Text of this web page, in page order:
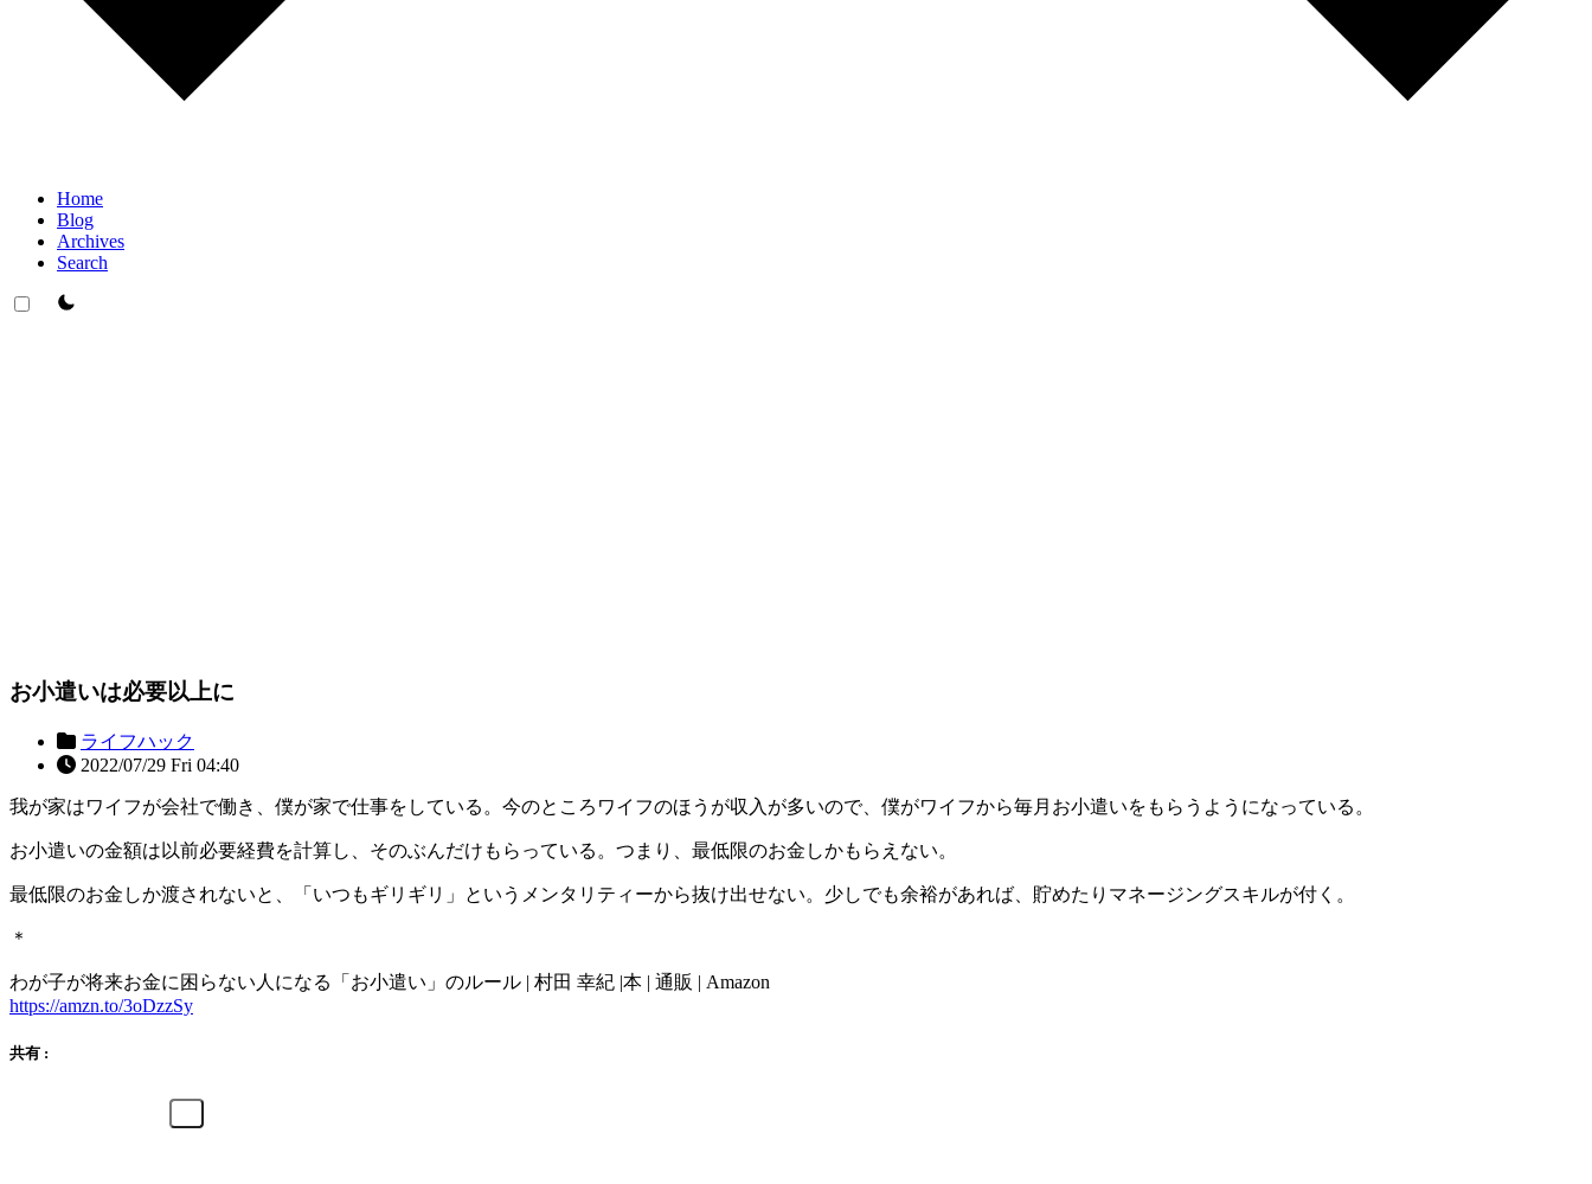
Home
Blog
Archives
Search
theme switcher
お小遣いは必要以上に
ライフハック
2022/07/29 Fri 04:40
我が家はワイフが会社で働き、僕が家で仕事をしている。今のところワイフのほうが収入が多いので、僕がワイフから毎月お小遣いをもらうようになっている。
お小遣いの金額は以前必要経費を計算し、そのぶんだけもらっている。つまり、最低限のお金しかもらえない。
最低限のお金しか渡されないと、「いつもギリギリ」というメンタリティーから抜け出せない。少しでも余裕があれば、貯めたりマネージングスキルが付く。
＊
わが子が将来お金に困らない人になる「お小遣い」のルール | 村田 幸紀 |本 | 通販 | Amazon
https://amzn.to/3oDzzSy
共有 :